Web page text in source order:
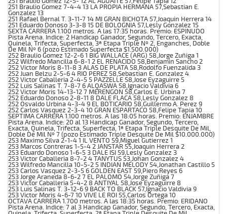
251 Braulio Gomez 7-4-4 13 LA PROPIA HERMANA 57,Sebastian E.
Gonzalez 13
251 Rafael Bernal T. 3-11-7 14 MI GRAN BICHOTA 57,Joaquin Herrera 14
251 Eduardo Donoso 3-3-8 15 DE BOLOGNIA 57,Lesly Gonzalez 15
SEXTA CARRERA 1.100 metros. A las 17:35 horas. Premio: ESPINUDO
Pista Arena. Indice: 2 Handicap Ganador, Segundo, Tercero, Exacta,
Quinela, Trifecta, Superfecta, 3ª Etapa Triple Nº 2, Enganches, Doble
De Mil Nº 6 (pozo Estimado Superfecta $1.500.000)
252 Braulio Gomez 12-2-6 1 BIG WALLACE (ARG) 58,Jorge Zuñiga 1
252 Wilfredo Mancilla 6-8-1 2 EL RENACIDO 58,Benjamin Sancho 2
252 Victor Moris 8-11-8 3 ALAS DE PLATA 58,Rodolfo Fuenzalida 3
252 Juan Belzu 2-5-6 4 RIO PEREZ 58,Sebastian E. Gonzalez 4
252 Victor Caballeria 2-4-5 5 PAZZELLE 58,Jose Eyzaguirre 5
252 Luis Salinas T. 7-8-7 6 ALQASWA 58,Ignacio Valdivia 6
252 Victor Moris 14-13-12 7 MERENGON 58,Carlos E. Urbina 7
252 Eduardo Donoso 2-8-11 8 DALE FLACA 58,Lesly Gonzalez 8
252 Osvaldo Urbina 4-3-4 9 EL BOTICARIO 58,Guillermo A. Perez 9
252 Carlos Vasquez 2-3-4 10 GRAN ESPARTACO 58,Felipe Tapia 10
SEPTIMA CARRERA 1.100 metros. A las 18:05 horas. Premio: ENJAMBRE
Pista Arena. Indice: 20 al 13 Handicap Ganador, Segundo, Tercero,
Exacta, Quinela, Trifecta, Superfecta, 1ª Etapa Triple Desquite De Mil,
Doble De Mil Nº 7 (pozo Estimado Triple Desquite De Mil $10.000.000)
253 Maximo Silva 2-1-4 1 IL VENTO 59,Miguel Gutierrez 1
253 Marcos Contreras 1-5-4 2 JANSTAR 55,Joaquin Herrera 2
253 Eduardo Donoso 1-6-5 3 DALE ISI 59,Lesly Gonzalez 3
253 Victor Caballeria 8-7-2 4 TANYTUS 53,Johan Gonzalez 4
253 Wilfredo Mancilla 10-5-2 5 INDIAN MELODY 54,Jonathan Castillo 5
253 Carlos Vasquez 2-3-5 6 GOLDEN EAST 59,Piero Reyes 6
253 Jorge Araneda 8-6-2 7 EL PALOMO 54,Jorge Zuñiga 7
253 Victor Caballeria 5-4-2 8 ANTIYAL 58,Jose Eyzaguirre 8
253 Luis Salinas T. 3-12-6 9 BACK TO BLACK 57,Ignacio Valdivia 9
253 Victor Moris 4-6-7 10 VIVE LE ROI 55,Carlos Ortega 10
OCTAVA CARRERA 1.700 metros. A las 18:35 horas. Premio: ERIDANO
Pista Arena. Indice: 7 al 3 Handicap Ganador, Segundo, Tercero, Exacta,